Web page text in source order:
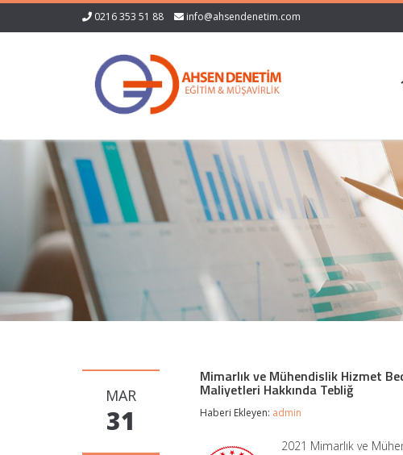
0216 353 51 88 info@ahsendenetim.com
MAR
31
Mimarlık ve Mühendislik Hizmet
Maliyetleri Hakkında Tebliğ
Haberi Ekleyen: admin
2021 Mimarlık ve